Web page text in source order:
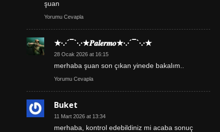
şuan
Yorumu Cevapla
★·.·´¯`·.·★𝑷𝒂𝒍𝒆𝒓𝒎𝒐★·.·´¯`·.·★
28 Ocak 2026 at 16:15
merhaba şuan son çıkan yinede bakalım..
Yorumu Cevapla
Buket
11 Mart 2026 at 13:34
merhaba, kontrol edebildiniz mi acaba sonuç